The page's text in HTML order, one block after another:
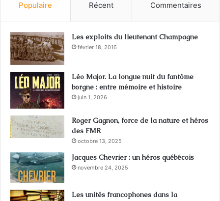
Populaire Récent Commentaires
Les exploits du lieutenant Champagne
février 18, 2016
Léo Major. La longue nuit du fantôme
borgne : entre mémoire et histoire
juin 1, 2026
Roger Gagnon, force de la nature et héros
des FMR
octobre 13, 2025
Jacques Chevrier : un héros québécois
novembre 24, 2025
Les unités francophones dans la